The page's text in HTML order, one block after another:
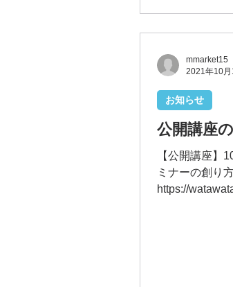
リアルで...
公開講座
【公開講座】
ミナーの創り
https://
お知らせ
mmarket15
2021年10月